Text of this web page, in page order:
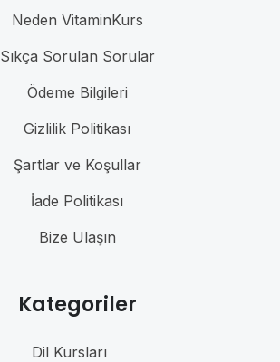
Neden VitaminKurs
Sıkça Sorulan Sorular
Ödeme Bilgileri
Gizlilik Politikası
Şartlar ve Koşullar
İade Politikası
Bize Ulaşın
Kategoriler
Dil Kursları